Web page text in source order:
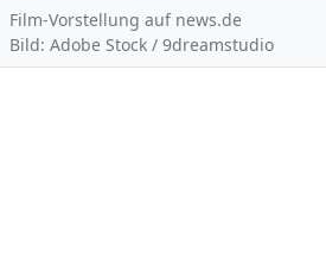
Film-Vorstellung auf news.de
Bild: Adobe Stock / 9dreamstudio